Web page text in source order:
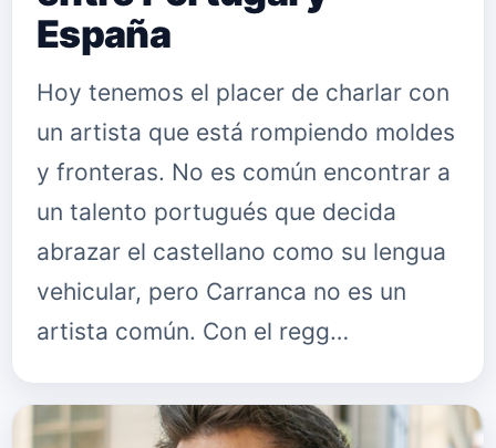
España
Hoy tenemos el placer de charlar con
un artista que está rompiendo moldes
y fronteras. No es común encontrar a
un talento portugués que decida
abrazar el castellano como su lengua
vehicular, pero Carranca no es un
artista común. Con el regg…